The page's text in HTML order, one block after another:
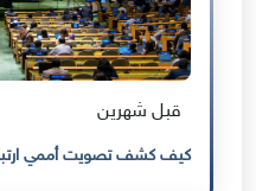
قبل شهرين
كيف كشف تصويت أممي